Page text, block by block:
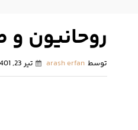
روحانیون
توسط arash erfan تیر 23, 1401